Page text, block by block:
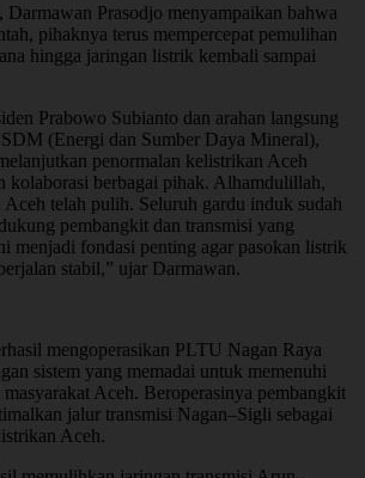
Prasodjo menyampaikan bahwa
pihaknya terus mempercepat pemulihan
hingga jaringan listrik kembali sampai
Prabowo Subianto dan arahan langsung
(Energi dan Sumber Daya Mineral),
penormalan kelistrikan Aceh
kolaborasi berbagai pihak. Alhamdulillah,
telah pulih. Seluruh gardu induk sudah
pembangkit dan transmisi yang
menjadi fondasi penting agar pasokan listrik
stabil,” ujar Darmawan.
mengoperasikan PLTU Nagan Raya
sistem yang memadai untuk memenuhi
Aceh. Beroperasinya pembangkit
jalur transmisi Nagan–Sigli sebagai
Aceh.